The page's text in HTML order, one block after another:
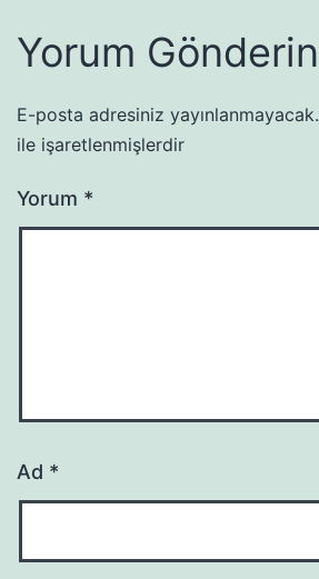
Yorum Gönderin
E-posta adresiniz yayınlanmayacak.
ile işaretlenmişlerdir
Yorum *
Ad *